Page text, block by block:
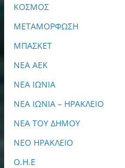
ΚΟΣΜΟΣ
ΜΕΤΑΜΟΡΦΩΣΗ
ΜΠΑΣΚΕΤ
ΝΕΑ ΑΕΚ
ΝΕΑ ΙΩΝΙΑ
ΝΕΑ ΙΩΝΙΑ – ΗΡΑΚΛΕΙΟ
ΝΕΑ ΤΟΥ ΔΗΜΟΥ
ΝΕΟ ΗΡΑΚΛΕΙΟ
Ο.Η.Ε